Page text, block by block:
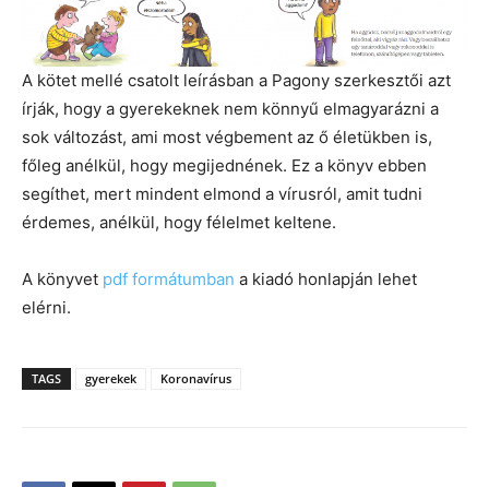
A kötet mellé csatolt leírásban a Pagony szerkesztői azt
írják, hogy a gyerekeknek nem könnyű elmagyarázni a
sok változást, ami most végbement az ő életükben is,
főleg anélkül, hogy megijednének. Ez a könyv ebben
segíthet, mert mindent elmond a vírusról, amit tudni
érdemes, anélkül, hogy félelmet keltene.
A könyvet pdf formátumban a kiadó honlapján lehet
elérni.
TAGS gyerekek Koronavírus